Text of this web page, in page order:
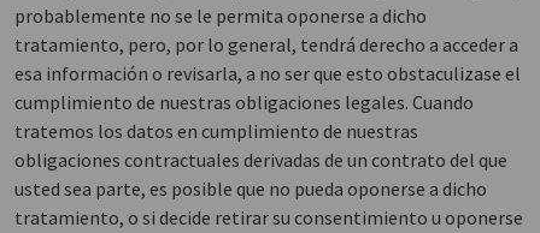
probablemente no se le permita oponerse a dicho
tratamiento, pero, por lo general, tendrá derecho a acceder a
esa información o revisarla, a no ser que esto obstaculizase el
cumplimiento de nuestras obligaciones legales. Cuando
tratemos los datos en cumplimiento de nuestras
obligaciones contractuales derivadas de un contrato del que
usted sea parte, es posible que no pueda oponerse a dicho
tratamiento, o si decide retirar su consentimiento u oponerse